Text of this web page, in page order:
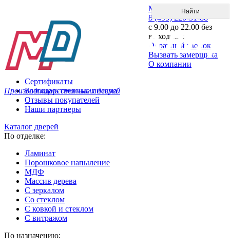
Производитель стальных дверей
Меню
8 (495) 220-51-88
с 9.00 до 22.00 без
выходных
Обратный звонок
Вызвать замерщика
О компании
Сертификаты
Благодарственные письма
Отзывы покупателей
Наши партнеры
Каталог дверей
По отделке:
Ламинат
Порошковое напыление
МДФ
Массив дерева
С зеркалом
Со стеклом
С ковкой и стеклом
С витражом
По назначению: